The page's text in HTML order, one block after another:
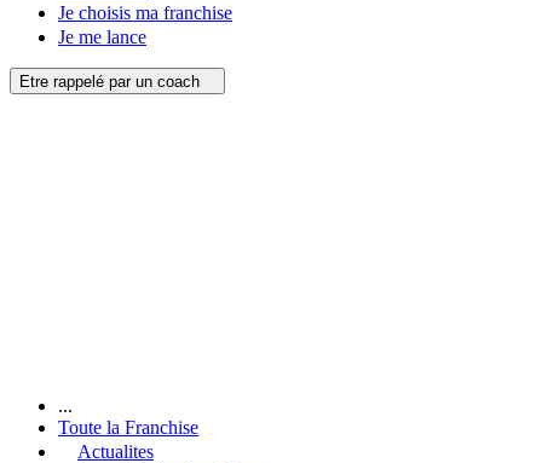
Je choisis ma franchise
Je me lance
Etre rappelé par un coach
...
Toute la Franchise
Actualites